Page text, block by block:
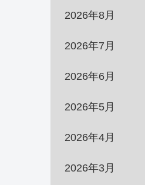
2026年8月
2026年7月
2026年6月
2026年5月
2026年4月
2026年3月